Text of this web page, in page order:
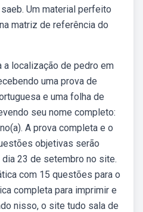
Um material perfeito
matriz de referência do
a localização de pedro em
uma prova de
e uma folha de
seu nome completo:
A prova completa e o
objetivas serão
23 de setembro no site.
com 15 questões para o
completa para imprimir e
nisso, o site tudo sala de